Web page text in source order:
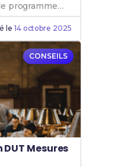
programme
ta carrière.
le 14 octobre 2025
CONSEILS
Mesures